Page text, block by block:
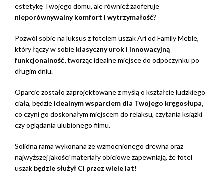
estetykę Twojego domu, ale również zaoferuje
nieporównywalny komfort i wytrzymałość?
Pozwól sobie na luksus z fotelem uszak Ari od Family Meble,
który łączy w sobie klasyczny urok i innowacyjną
funkcjonalność,tworząc idealne miejsce do odpoczynku po
długim dniu.
Oparcie zostało zaprojektowane z myślą o kształcie ludzkiego
ciała, będzie idealnymwsparciem dla Twojego kręgosłupa,
co czyni go doskonałym miejscem do relaksu, czytania książki
czy oglądania ulubionego filmu.
Solidna rama wykonana ze wzmocnionego drewna oraz
najwyższej jakości materiały obiciowe zapewniają, że fotel
uszak będzie służył Ci przez wiele lat!